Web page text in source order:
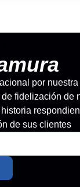
por
fidelización de
de sus clientes